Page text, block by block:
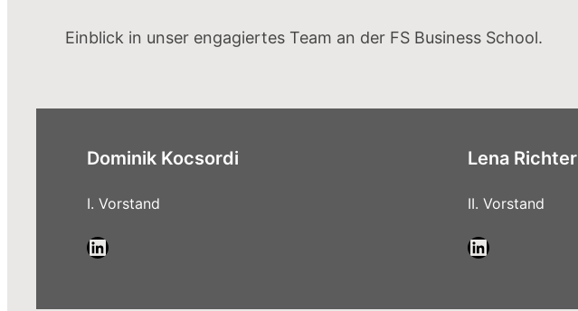
Einblick in unser engagiertes Team an der FS Business School.
Dominik Kocsordi
I. Vorstand
LinkedIn
Lena Richter
II. Vorstand
LinkedIn